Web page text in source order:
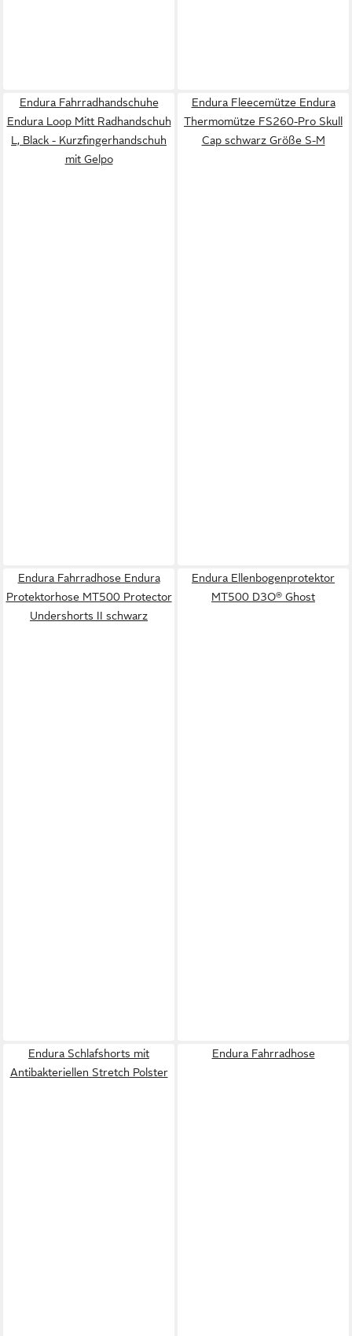
Endura Fahrradhandschuhe
Endura Loop Mitt Radhandschuh
L, Black - Kurzfingerhandschuh
mit Gelpo
Endura Fleecemütze Endura
Thermomütze FS260-Pro Skull
Cap schwarz Größe S-M
Endura Fahrradhose Endura
Protektorhose MT500 Protector
Undershorts II schwarz
Endura Ellenbogenprotektor
MT500 D3O® Ghost
Endura Schlafshorts mit
Antibakteriellen Stretch Polster
Endura Fahrradhose